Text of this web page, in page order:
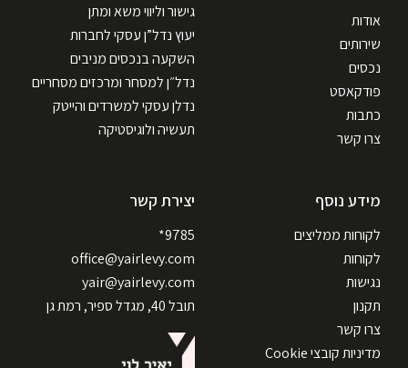
אודות
שירותים
נכסים
פודקאסט
כתבות
צרו קשר
גישור וליווי משא ומתן
יעוץ נדל”ן עסקי לחברות
השקעה בנכסים מניבים
נדל״ן למסחר ומרכזים מסחריים
נדלן עסקי למשרדים והייטק
תעשיה ולוגיסטיקה
מידע נוסף
לקוחות ממליצים
לקוחות
נגישות
תקנון
צרו קשר
מדיניות קובצי Cookie
יצירת קשר
9785*
office@yairlevy.com
yair@yairlevy.com
תובל 40, מגדל ספיר, רמת גן